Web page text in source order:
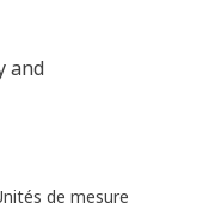
and
de mesure